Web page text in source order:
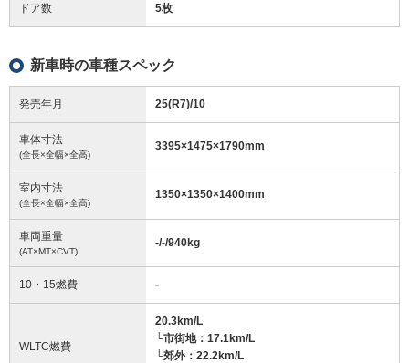
ドア数 5枚
新車時の車種スペック
発売年月 25(R7)/10
車体寸法
(全長×全幅×全高)
3395×1475×1790mm
室内寸法
(全長×全幅×全高)
1350×1350×1400mm
車両重量
(AT×MT×CVT)
-/-/940kg
10・15燃費 -
WLTC燃費
20.3km/L
└市街地：17.1km/L
└郊外：22.2km/L